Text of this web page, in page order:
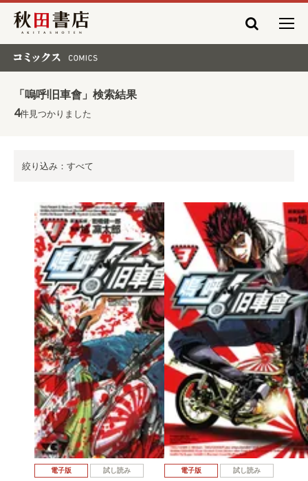
秋田書店
「嗚呼!旧車會」検索結果
4件見つかりました
絞り込み：すべて
電子版 試し読み 電子版 試し読み